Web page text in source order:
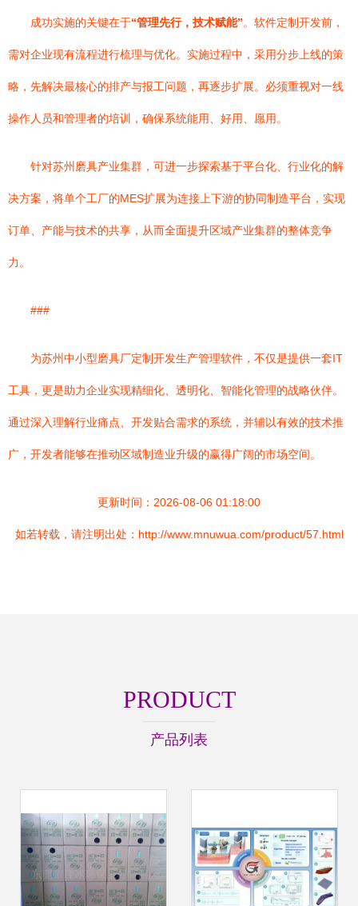
成功实施的关键在于“管理先行，技术赋能”。软件定制开发前，
需对企业现有流程进行梳理与优化。实施过程中，采用分步上线的策
略，先解决最核心的排产与报工问题，再逐步扩展。必须重视对一线
操作人员和管理者的培训，确保系统能用、好用、愿用。
针对苏州磨具产业集群，可进一步探索基于平台化、行业化的解
决方案，将单个工厂的MES扩展为连接上下游的协同制造平台，实现
订单、产能与技术的共享，从而全面提升区域产业集群的整体竞争
力。
###
为苏州中小型磨具厂定制开发生产管理软件，不仅是提供一套IT
工具，更是助力企业实现精细化、透明化、智能化管理的战略伙伴。
通过深入理解行业痛点、开发贴合需求的系统，并辅以有效的技术推
广，开发者能够在推动区域制造业升级的赢得广阔的市场空间。
更新时间：2026-08-06 01:18:00
如若转载，请注明出处：http://www.mnuwua.com/product/57.html
PRODUCT
产品列表